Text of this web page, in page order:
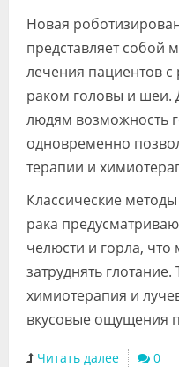
Видео
Форум
Клиники
Специалисты
Галерея
Блоги
Лаборатории
Новая
представляет собой
лечения пациентов с
раком головы и шеи.
людям возможность
одновременно
терапии и
Классические
рака
челюсти и горла,
затруднять
химиотерапия и
вкусовые ощущения
Читать далее 0